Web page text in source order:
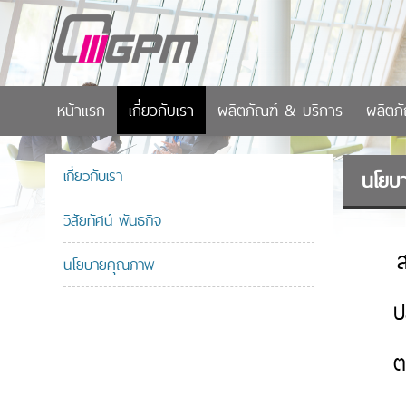
หน้าแรก เกี่ยวกับเรา ผลิตภัณฑ์ & บริการ ผลิต
เกี่ยวกับเรา
วิสัยทัศน์ พันธกิจ
นโยบายคุณภาพ
นโย
ส